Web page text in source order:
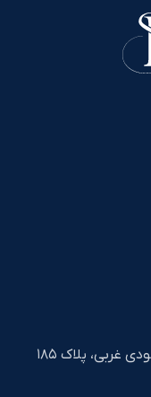
غربی، پلاک ۱۸۵